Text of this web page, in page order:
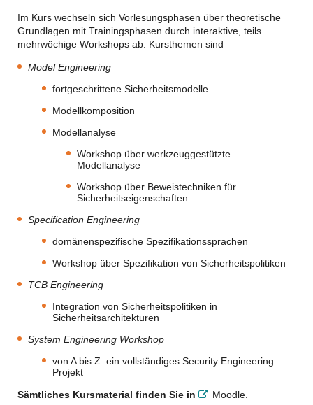
Im Kurs wechseln sich Vorlesungsphasen über theoretische
Grundlagen mit Trainingsphasen durch interaktive, teils
mehrwöchige Workshops ab: Kursthemen sind
Model Engineering
fortgeschrittene Sicherheitsmodelle
Modellkomposition
Modellanalyse
Workshop über werkzeuggestützte
Modellanalyse
Workshop über Beweistechniken für
Sicherheitseigenschaften
Specification Engineering
domänenspezifische Spezifikationssprachen
Workshop über Spezifikation von Sicherheitspolitiken
TCB Engineering
Integration von Sicherheitspolitiken in
Sicherheitsarchitekturen
System Engineering Workshop
von A bis Z: ein vollständiges Security Engineering
Projekt
Sämtliches Kursmaterial finden Sie in
Moodle